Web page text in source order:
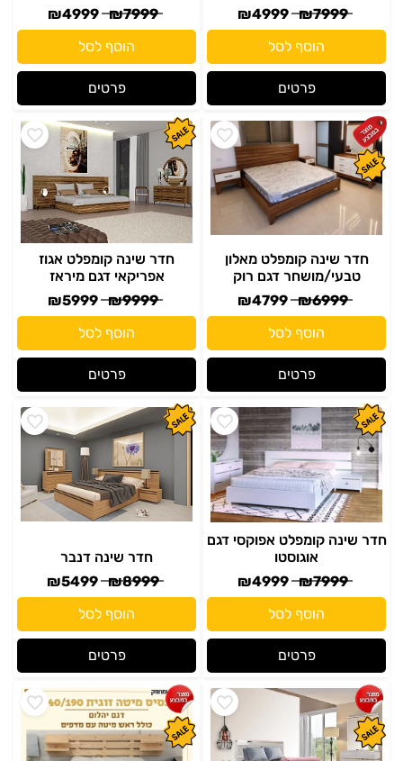
₪7999
₪4999
הוסף לסל
פרטים
₪7999
₪4999
הוסף לסל
פרטים
חדר שינה קומפלט מאלון
טבעי/מושחר דגם רוק
₪6999
₪4799
הוסף לסל
פרטים
חדר שינה קומפלט אגוז
אפריקאי דגם מיראז
₪9999
₪5999
הוסף לסל
פרטים
חדר שינה קומפלט אפוקסי דגם
אוגוסטו
₪7999
₪4999
הוסף לסל
פרטים
חדר שינה דנבר
₪8999
₪5499
הוסף לסל
פרטים